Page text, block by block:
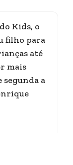
Kids, o
filho para
até
mais
a